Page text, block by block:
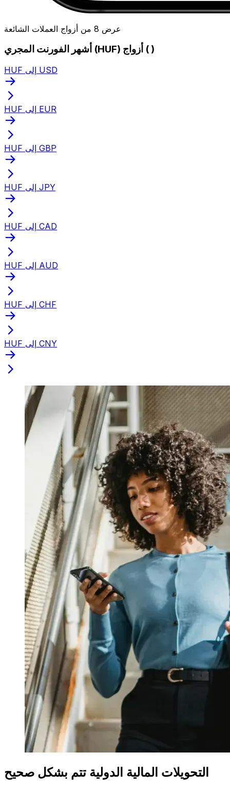
عرض 8 من أزواج العملات الشائعة
أشهر الفورنت المجري (HUF) أزواج ( )
HUF إلى USD
HUF إلى EUR
HUF إلى GBP
HUF إلى JPY
HUF إلى CAD
HUF إلى AUD
HUF إلى CHF
HUF إلى CNY
التحويلات المالية الدولية تتم بشكل صحيح